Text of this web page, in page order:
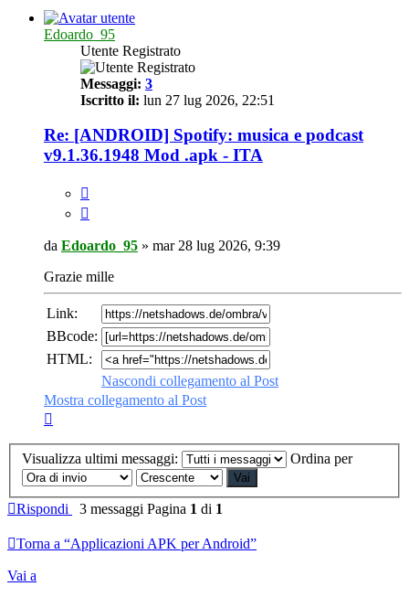
Edoardo_95
Utente Registrato
Messaggi: 3
Iscritto il: lun 27 lug 2026, 22:51
Re: [ANDROID] Spotify: musica e podcast
v9.1.36.1948 Mod .apk - ITA
da Edoardo_95 » mar 28 lug 2026, 9:39
Grazie mille
Link:
BBcode:
HTML:
Nascondi collegamento al Post
Mostra collegamento al Post
Visualizza ultimi messaggi: Ordina per
Rispondi 3 messaggi Pagina 1 di 1
Torna a “Applicazioni APK per Android”
Vai a